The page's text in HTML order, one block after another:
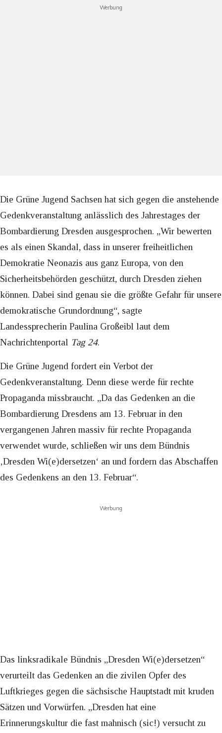
Werbung
Die Grüne Jugend Sachsen hat sich gegen die anstehende
Gedenkveranstaltung anlässlich des Jahrestages der
Bombardierung Dresden ausgesprochen. „Wir bewerten
es als einen Skandal, dass in unserer freiheitlichen
Demokratie Neonazis aus ganz Europa, von den
Sicherheitsbehörden geschützt, durch Dresden ziehen
können. Dabei sind genau sie die größte Gefahr für unsere
demokratische Grundordnung“, sagte
Landessprecherin Paulina Großeibl laut dem
Nachrichtenportal Tag 24.
Die Grüne Jugend fordert ein Verbot der
Gedenkveranstaltung. Denn diese werde für rechte
Propaganda missbraucht. „Da das Gedenken an die
Bombardierung Dresdens am 13. Februar in den
vergangenen Jahren massiv für rechte Propaganda
verwendet wurde, schließen wir uns dem Bündnis
‚Dresden Wi(e)dersetzen‘ an und fordern das Abschaffen
des Gedenkens an den 13. Februar“.
Werbung
Das linksradikale Bündnis „Dresden Wi(e)dersetzen“
verurteilt das Gedenken an die zivilen Opfer des
Luftkrieges gegen die sächsische Hauptstadt mit kruden
Sätzen und Vorwürfen. „Dresden hat eine
Erinnerungskultur die fast mahnisch (sic!) versucht zu